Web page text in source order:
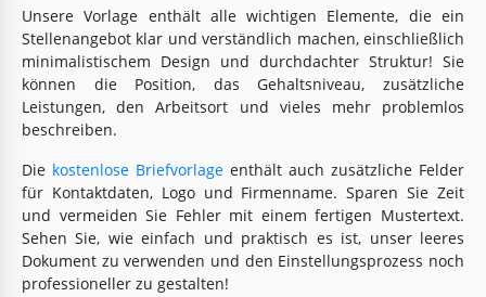
Unsere Vorlage enthält alle wichtigen Elemente, die ein
Stellenangebot klar und verständlich machen, einschließlich
minimalistischem Design und durchdachter Struktur! Sie
können die Position, das Gehaltsniveau, zusätzliche
Leistungen, den Arbeitsort und vieles mehr problemlos
beschreiben.
Die kostenlose Briefvorlage enthält auch zusätzliche Felder
für Kontaktdaten, Logo und Firmenname. Sparen Sie Zeit
und vermeiden Sie Fehler mit einem fertigen Mustertext.
Sehen Sie, wie einfach und praktisch es ist, unser leeres
Dokument zu verwenden und den Einstellungsprozess noch
professioneller zu gestalten!